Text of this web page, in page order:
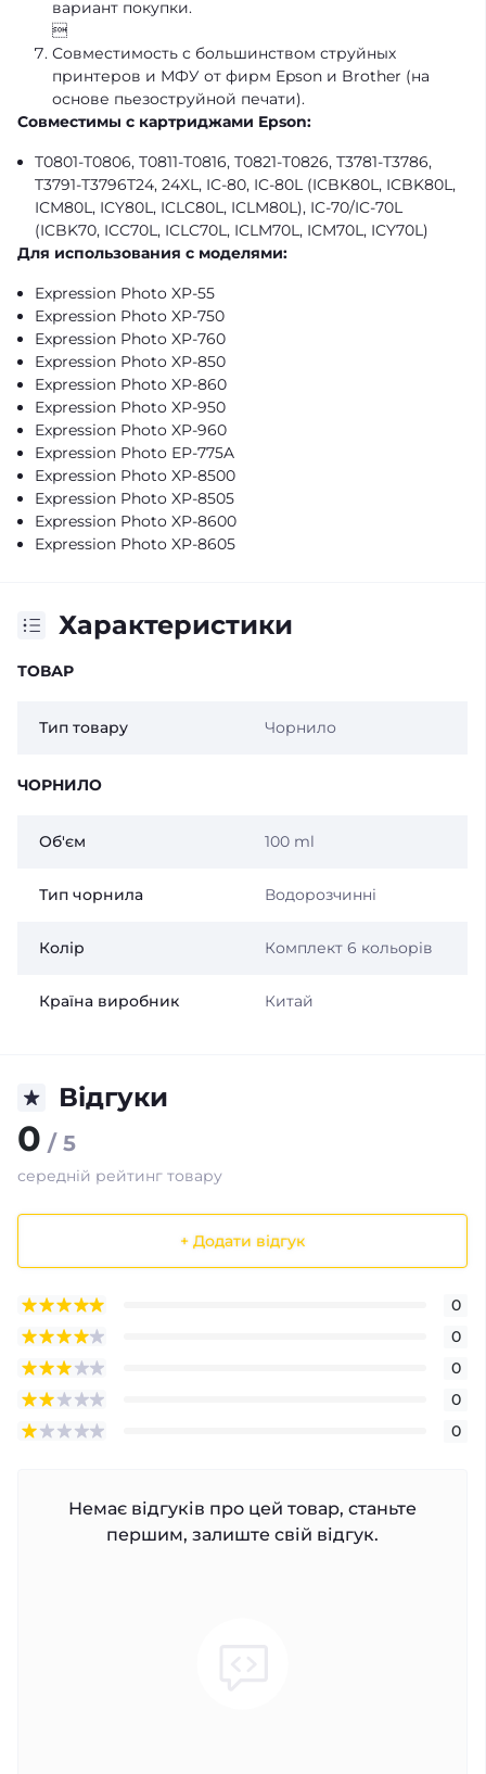
вариант покупки.

Совместимость с большинством струйных
принтеров и МФУ от фирм Epson и Brother (на
основе пьезоструйной печати).
Совместимы с картриджами Epson:
T0801-T0806, T0811-T0816, T0821-T0826, T3781-T3786,
T3791-T3796T24, 24XL, IC-80, IC-80L (ICBK80L, ICBK80L,
ICM80L, ICY80L, ICLC80L, ICLM80L), IC-70/IC-70L
(ICBK70, ICC70L, ICLC70L, ICLM70L, ICM70L, ICY70L)
Для использования с моделями:
Expression Photo XP-55
Expression Photo XP-750
Expression Photo XP-760
Expression Photo XP-850
Expression Photo XP-860
Expression Photo XP-950
Expression Photo XP-960
Expression Photo ЕР-775A
Expression Photo XP-8500
Expression Photo XP-8505
Expression Photo XP-8600
Expression Photo XP-8605
Характеристики
ТОВАР
Тип товару Чорнило
ЧОРНИЛО
Об'єм 100 ml
Тип чорнила Водорозчинні
Колір Комплект 6 кольорів
Країна виробник Китай
Відгуки
0 / 5
середній рейтинг товару
+ Додати відгук
0
0
0
0
0
Немає відгуків про цей товар, станьте
першим, залиште свій відгук.